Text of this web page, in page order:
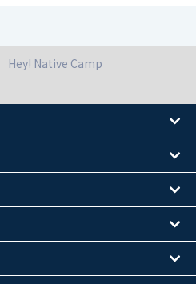
Hey! Native Camp